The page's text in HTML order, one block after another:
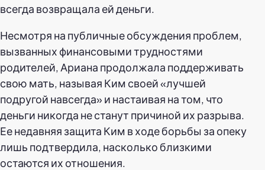
всегда возвращала ей деньги.
Несмотря на публичные обсуждения проблем,
вызванных финансовыми трудностями
родителей, Ариана продолжала поддерживать
свою мать, называя Ким своей «лучшей
подругой навсегда» и настаивая на том, что
деньги никогда не станут причиной их разрыва.
Ее недавняя защита Ким в ходе борьбы за опеку
лишь подтвердила, насколько близкими
остаются их отношения.